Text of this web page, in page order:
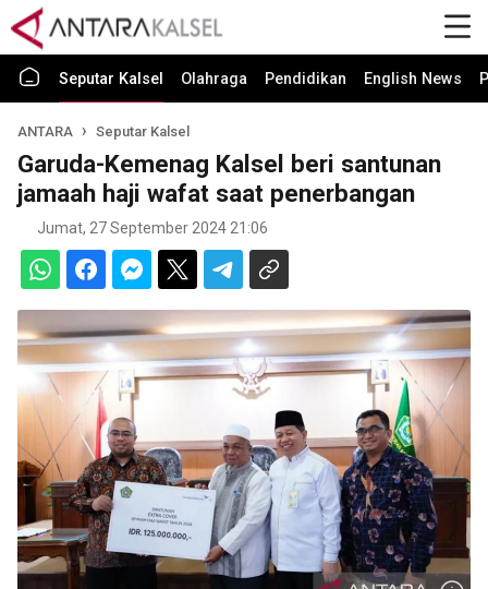
Seputar Kalsel Olahraga Pendidikan English News
ANTARA Seputar Kalsel
Garuda-Kemenag Kalsel beri santunan
jamaah haji wafat saat penerbangan
Jumat, 27 September 2024 21:06